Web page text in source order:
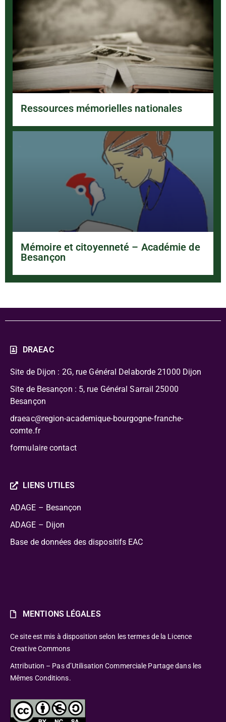
Ressources mémorielles nationales
Mémoire et citoyenneté – Académie de
Besançon
DRAEAC
Site de Dijon : 2G, rue Général Delaborde 21000 Dijon
Site de Besançon : 5, rue Général Sarrail 25000
Besançon
draeac@region-academique-bourgogne-franche-
comte.fr
formulaire contact
LIENS UTILES
ADAGE – Besançon
ADAGE – Dijon
Base de données des dispositifs EAC
MENTIONS LÉGALES
Ce site est mis à disposition selon les termes de la Licence
Creative Commons
Attribution – Pas d’Utilisation Commerciale Partage dans les
Mêmes Conditions.